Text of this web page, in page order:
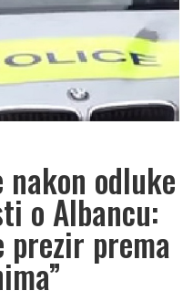
odluke
o Albancu:
prezir prema